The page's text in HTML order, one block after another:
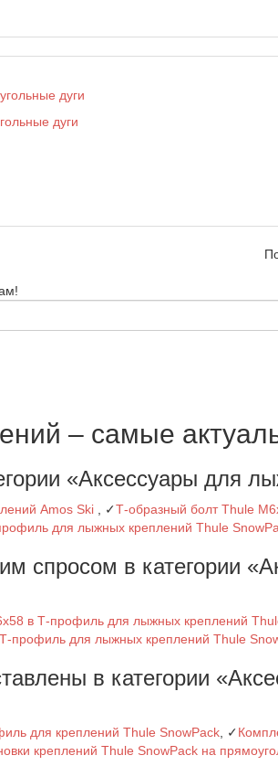
дуги
– самые
«Аксессуары для
Amos Ski , ✓Т-образный болт Thule
для лыжных креплений Thule
спросом в категории
в Т-профиль для лыжных креплений
профиль для лыжных креплений Thule
в категории
для креплений Thule SnowPack , ✓
креплений Thule SnowPack на